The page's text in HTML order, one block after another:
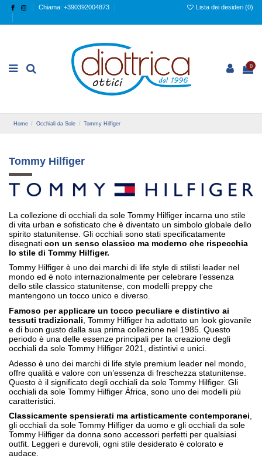
Chiama: +390392004873 Lista dei desideri (0)
0
Home Occhiali da Sole Tommy Hilfiger
Tommy Hilfiger
La collezione di occhiali da sole Tommy Hilfiger incarna uno stile
di vita urban e sofisticato che è diventato un simbolo globale dello
spirito statunitense. Gli occhiali sono stati specificatamente
disegnati con un senso classico ma moderno che rispecchia
lo stile di Tommy Hilfiger.
Tommy Hilfiger è uno dei marchi di life style di stilisti leader nel
mondo ed è noto internazionalmente per celebrare l’essenza
dello stile classico statunitense, con modelli preppy che
mantengono un tocco unico e diverso.
Famoso per applicare un tocco peculiare e distintivo ai
tessuti tradizionali , Tommy Hilfiger ha adottato un look giovanile
e di buon gusto dalla sua prima collezione nel 1985. Questo
periodo è una delle essenze principali per la creazione degli
occhiali da sole Tommy Hilfiger 2021, distintivi e unici.
Adesso è uno dei marchi di life style premium leader nel mondo,
offre qualità e valore con un’essenza di freschezza statunitense.
Questo è il significato degli occhiali da sole Tommy Hilfiger. Gli
occhiali da sole Tommy Hilfiger África, sono uno dei modelli più
caratteristici.
Classicamente spensierati ma artisticamente contemporanei,
gli occhiali da sole Tommy Hilfiger da uomo e gli occhiali da sole
Tommy Hilfiger da donna sono accessori perfetti per qualsiasi
outfit. Leggeri e durevoli, ogni stile desiderato è colorato e
audace.